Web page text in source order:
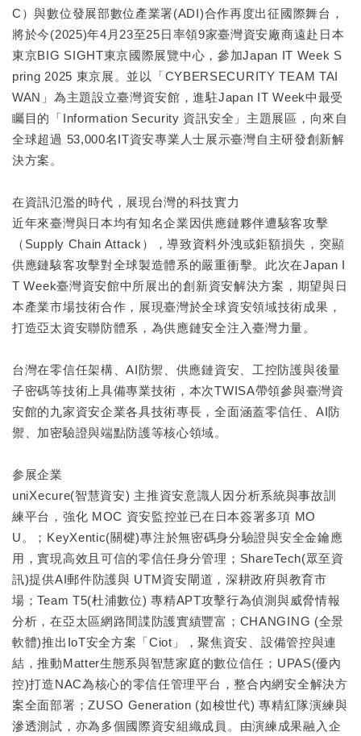
C）與數位發展部數位產業署(ADI)合作再度出征國際舞台，
將於今(2025)年4月23至25日率領9家臺灣資安廠商遠赴日本
東京BIG SIGHT東京國際展覽中心，參加Japan IT Week S
pring 2025 東京展。並以「CYBERSECURITY TEAM TAI
WAN」為主題設立臺灣資安館，進駐Japan IT Week中最受
矚目的「Information Security 資訊安全」主題展區，向來自
全球超過 53,000名IT資安專業人士展示臺灣自主研發創新解
決方案。
在資訊氾濫的時代，展現台灣的科技實力
近年來臺灣與日本均有知名企業因供應鏈夥伴遭駭客攻擊
（Supply Chain Attack），導致資料外洩或鉅額損失，突顯
供應鏈駭客攻擊對全球製造體系的嚴重衝擊。此次在Japan I
T Week臺灣資安館中所展出的創新資安解決方案，期望與日
本產業市場技術合作，展現臺灣於全球資安領域技術成果，
打造亞太資安聯防體系，為供應鏈安全注入臺灣力量。
台灣在零信任架構、AI防禦、供應鏈資安、工控防護與後量
子密碼等技術上具備專業技術，本次TWISA帶領參與臺灣資
安館的九家資安企業各具技術專長，全面涵蓋零信任、AI防
禦、加密驗證與端點防護等核心領域。
参展企業
uniXecure(智慧資安) 主推資安意識人因分析系統與事故訓
練平台，強化 MOC 資安監控並已在日本簽署多項 MO
U。；KeyXentic(關楗)專注於無密碼身分驗證與安全金鑰應
用，實現高效且可信的零信任身分管理；ShareTech(眾至資
訊)提供AI郵件防護與 UTM資安閘道，深耕政府與教育市
場；Team T5(杜浦數位) 專精APT攻擊行為偵測與威脅情報
分析，在亞太區網路間諜防護實績豐富；CHANGING (全景
軟體)推出IoT安全方案「Ciot」，聚焦資安、設備管控與連
結，推動Matter生態系與智慧家庭的數位信任；UPAS(優內
控)打造NAC為核心的零信任管理平台，整合內網安全解決方
案全面部署；ZUSO Generation (如梭世代) 專精紅隊演練與
滲透測試，亦為多個國際資安組織成員。由演練成果融入企